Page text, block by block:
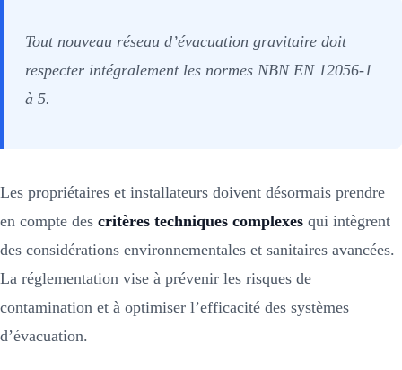
Tout nouveau réseau d’évacuation gravitaire doit
respecter intégralement les normes NBN EN 12056-1
à 5.
Les propriétaires et installateurs doivent désormais prendre
en compte des critères techniques complexes qui intègrent
des considérations environnementales et sanitaires avancées.
La réglementation vise à prévenir les risques de
contamination et à optimiser l’efficacité des systèmes
d’évacuation.